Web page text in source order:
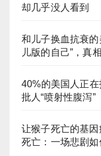
却几乎没人看到
和儿子换血抗衰
儿版的自己”，
40%的美国人正
批人“喷射性腹泻”
让猴子死亡的基
死亡：一场悲剧